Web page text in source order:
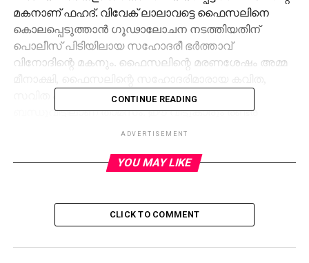
മകനാണ് ഫഹദ്. വിവേക് ലാലാവട്ടെ ഫൈസലിനെ
കൊലപ്പെടുത്താന്‍ ഗൂഢാലോചന നടത്തിയതിന്
പൊലീസ് പിടിയിലായ സഹോദരീ ഭര്‍ത്താവ്
വിനോദിന്റെ മകനും. ഫൈസലിന്റെ മരണശേഷം അമ്മ
സവിത എന്നിവരും മക്കളും തിരുത്തിയിലെ
ബന്ധുവീട്ടിലാണ് താമസം. ഈ വീട്ടുകാരും രണ്ടര
പതിറ്റാണ്ടു മുമ്പ് ഇസ്‌ലാം മതമാശ്ലേഷിച്ചവരാണ്. െ
ഫെസലിന്റെ വിധവ ജസ്‌നക്ക് ഇദ്ദ ഇരിക്കുന്നതിന്
കാവലിരിക്കുന്നത് അമ്മ മീനാക്ഷിയാണ്.
കാഴ്ചയാണ് ഈ വീട്ടിലുള്ളത്.
CONTINUE READING
ADVERTISEMENT
YOU MAY LIKE
CLICK TO COMMENT